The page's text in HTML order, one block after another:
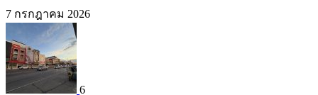
7 กรกฎาคม 2026
6